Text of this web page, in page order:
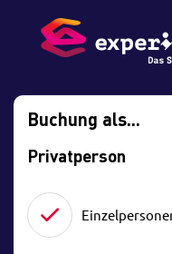
Buchung als...
Privatperson